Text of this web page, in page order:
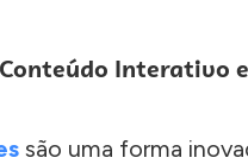
Interativo e
são uma forma